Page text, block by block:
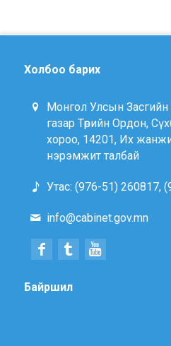
Холбоо барих
Монгол Улсын
газар Төрийн Ордон,
хороо, 14201, Их
нэрэмжит талбай
Утас: (976-51) 260817,
info@cabinet.gov.mn
Байршил